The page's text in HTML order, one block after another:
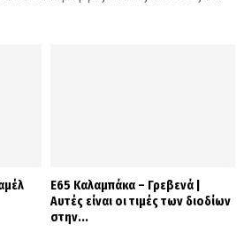
Ε65 Καλαμπάκα – Γρεβενά |
Αυτές είναι οι τιμές των διοδίων
στην...